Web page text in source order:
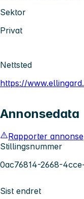
Sektor
Privat
Nettsted
https://
Annonsedata
Rapporter annonse
Stillingsnummer
0ac76814-2668-
Sist endret